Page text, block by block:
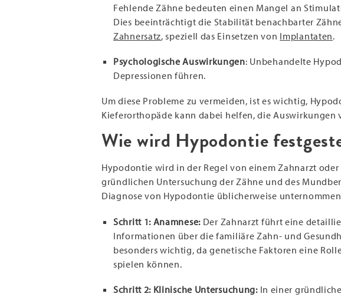
Fehlende Zähne bedeuten einen Mangel an
Dies beeinträchtigt die Stabilität benachbarter
Zahnersatz, speziell das Einsetzen von Implantaten.
Psychologische Auswirkungen: Unbehandelte
Depressionen führen.
Um diese Probleme zu vermeiden, ist es wichtig,
Kieferorthopäde kann dabei helfen, die
Wie wird Hypodontie
Hypodontie wird in der Regel von einem Zahnarzt
gründlichen Untersuchung der Zähne und des
Diagnose von Hypodontie üblicherweise
Schritt 1: Anamnese: Der Zahnarzt führt eine
Informationen über die familiäre Zahn- und
besonders wichtig, da genetische Faktoren eine
spielen können.
Schritt 2: Klinische Untersuchung: In einer